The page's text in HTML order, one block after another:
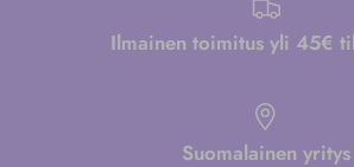
Ilmainen toimitus yli 45€
Suomalainen yritys